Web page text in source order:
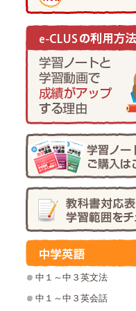
中１～中３英文法
中１～中３英会話